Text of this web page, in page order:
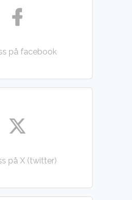
på facebook
på X (twitter)